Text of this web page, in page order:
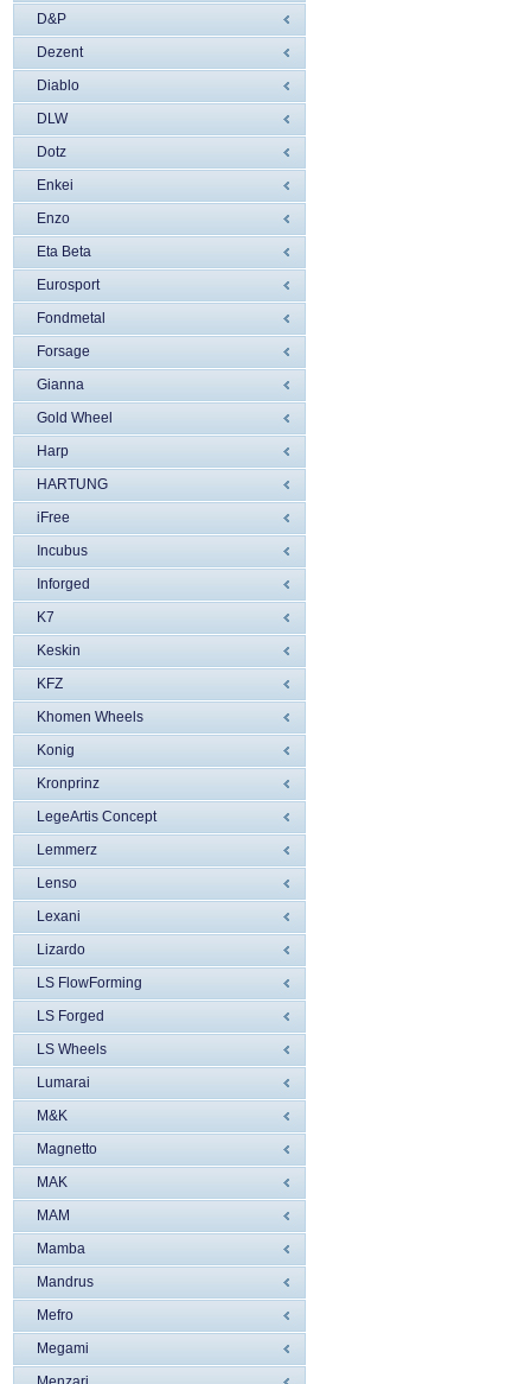
D&P
Dezent
Diablo
DLW
Dotz
Enkei
Enzo
Eta Beta
Eurosport
Fondmetal
Forsage
Gianna
Gold Wheel
Harp
HARTUNG
iFree
Incubus
Inforged
K7
Keskin
KFZ
Khomen Wheels
Konig
Kronprinz
LegeArtis Concept
Lemmerz
Lenso
Lexani
Lizardo
LS FlowForming
LS Forged
LS Wheels
Lumarai
M&K
Magnetto
MAK
MAM
Mamba
Mandrus
Mefro
Megami